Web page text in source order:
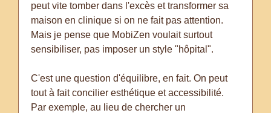
peut vite tomber dans l'excès et transformer sa
maison en clinique si on ne fait pas attention.
Mais je pense que MobiZen voulait surtout
sensibiliser, pas imposer un style "hôpital".
C'est une question d'équilibre, en fait. On peut
tout à fait concilier esthétique et accessibilité.
Par exemple, au lieu de chercher un